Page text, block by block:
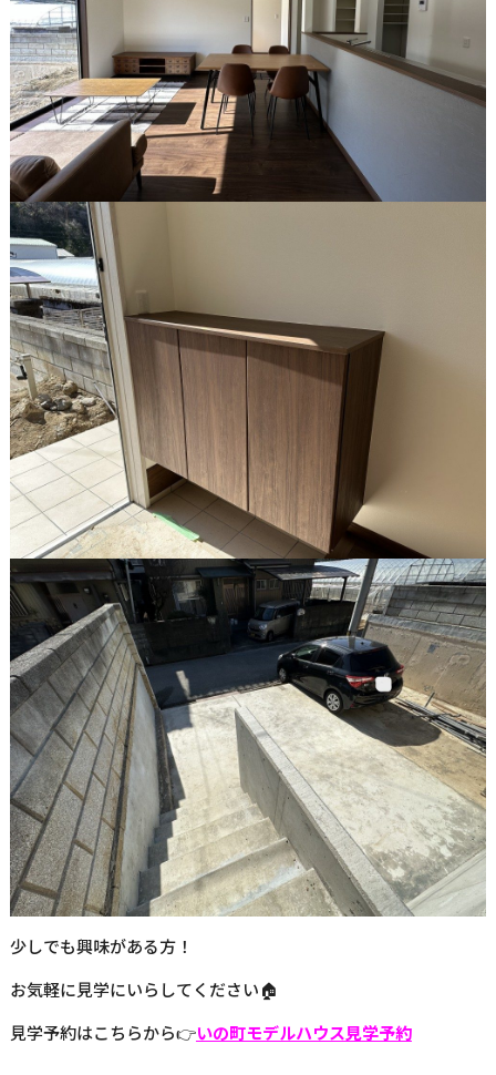
少しでも興味がある方！
お気軽に見学にいらしてください🏠
見学予約はこちらから👉いの町モデルハウス見学予約